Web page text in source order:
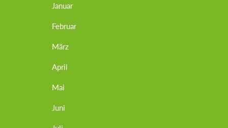
Januar
Februar
März
April
Mai
Juni